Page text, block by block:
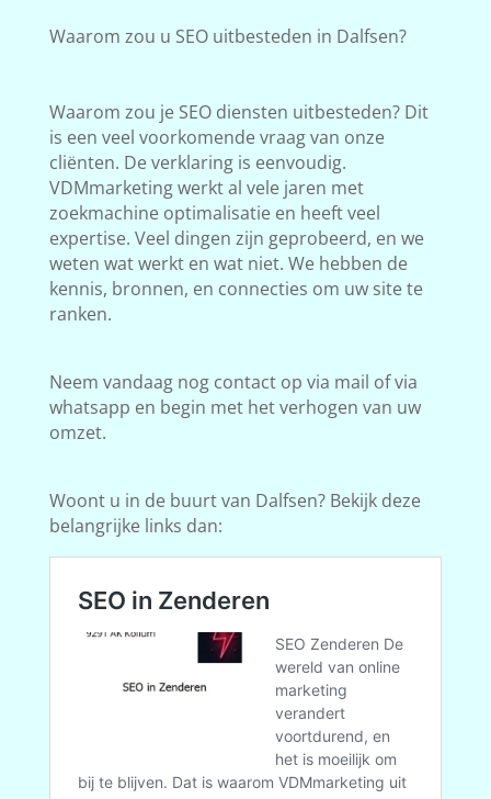
Waarom zou u SEO uitbesteden in Dalfsen?
Waarom zou je SEO diensten uitbesteden? Dit
is een veel voorkomende vraag van onze
cliënten. De verklaring is eenvoudig.
VDMmarketing werkt al vele jaren met
zoekmachine optimalisatie en heeft veel
expertise. Veel dingen zijn geprobeerd, en we
weten wat werkt en wat niet. We hebben de
kennis, bronnen, en connecties om uw site te
ranken.
Neem vandaag nog contact op via mail of via
whatsapp en begin met het verhogen van uw
omzet.
Woont u in de buurt van Dalfsen? Bekijk deze
belangrijke links dan: